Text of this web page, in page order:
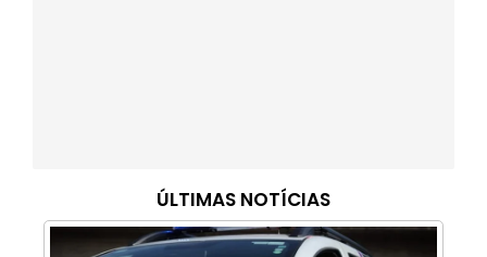
ÚLTIMAS NOTÍCIAS